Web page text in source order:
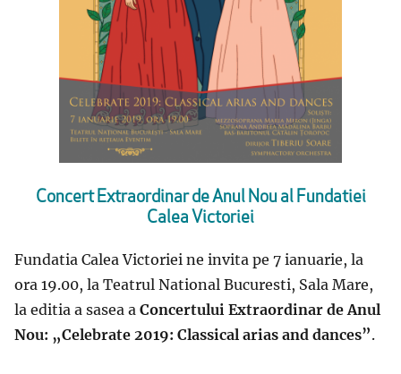
Concert Extraordinar de Anul Nou al Fundatiei
Calea Victoriei
Fundatia Calea Victoriei ne invita pe 7 ianuarie, la
ora 19.00, la Teatrul National Bucuresti, Sala Mare,
la editia a sasea a Concertului Extraordinar de Anul
Nou: „Celebrate 2019: Classical arias and dances”.